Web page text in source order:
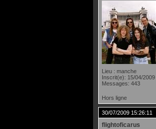
Lieu : manche
Inscrit(e): 15/04/2009
Messages: 443
Hors ligne
30/07/2009 15:26:11
flightoficarus